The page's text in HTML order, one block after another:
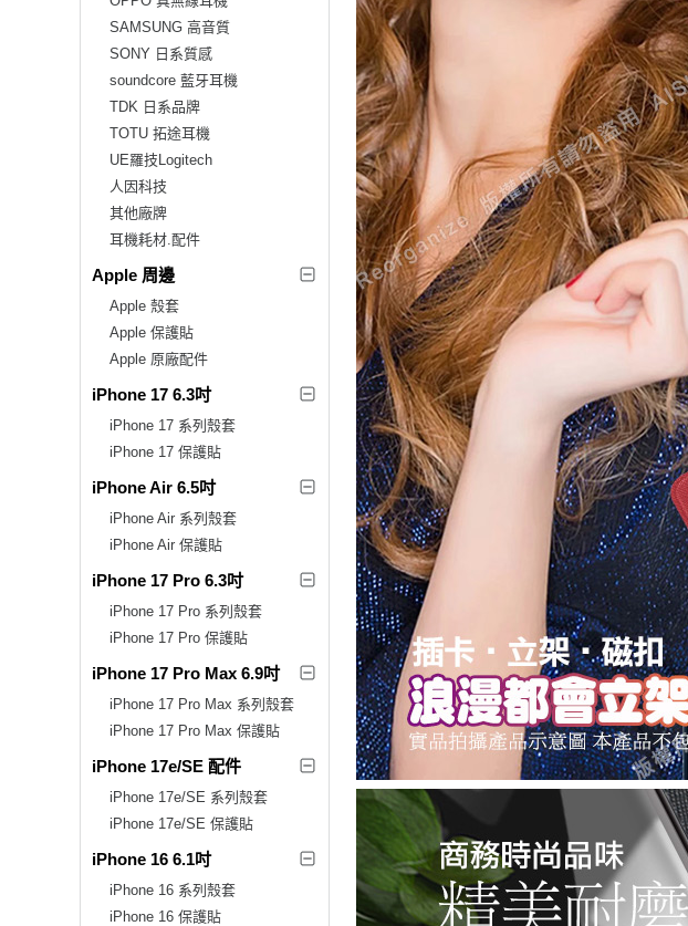
SAMSUNG 高音質
SONY 日系質感
soundcore 藍牙耳機
TDK 日系品牌
TOTU 拓途耳機
UE羅技Logitech
人因科技
其他廠牌
耳機耗材.配件
Apple 周邊
Apple 殼套
Apple 保護貼
Apple 原廠配件
iPhone 17 6.3吋
iPhone 17 系列殼套
iPhone 17 保護貼
iPhone Air 6.5吋
iPhone Air 系列殼套
iPhone Air 保護貼
iPhone 17 Pro 6.3吋
iPhone 17 Pro 系列殼套
iPhone 17 Pro 保護貼
iPhone 17 Pro Max 6.9吋
iPhone 17 Pro Max 系列殼套
iPhone 17 Pro Max 保護貼
iPhone 17e/SE 配件
iPhone 17e/SE 系列殼套
iPhone 17e/SE 保護貼
iPhone 16 6.1吋
iPhone 16 系列殼套
iPhone 16 保護貼